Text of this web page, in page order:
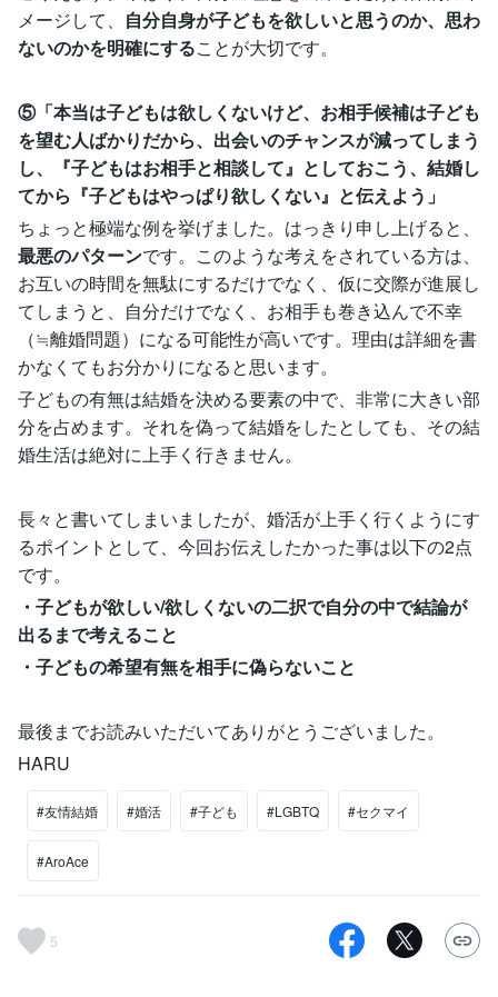
メージして、 自分自身が子どもを欲しいと思うのか、思わ
ないのかを明確にすることが大切です。
⑤「本当は子どもは欲しくないけど、お相手候補は子ども
を望む人ばかりだから、出会いのチャンスが減ってしまう
し、『子どもはお相手と相談して』としておこう、結婚し
てから『子どもはやっぱり欲しくない』と伝えよう」
ちょっと極端な例を挙げました。はっきり申し上げると、
最悪のパターンです。このような考えをされている方は、
お互いの時間を無駄にするだけでなく、仮に交際が進展し
てしまうと、自分だけでなく、お相手も巻き込んで不幸
（≒離婚問題）になる可能性が高いです。理由は詳細を書
かなくてもお分かりになると思います。
子どもの有無は結婚を決める要素の中で、非常に大きい部
分を占めます。それを偽って結婚をしたとしても、その結
婚生活は絶対に上手く行きません。
長々と書いてしまいましたが、婚活が上手く行くようにす
るポイントとして、今回お伝えしたかった事は以下の2点
です。
・子どもが欲しい/欲しくないの二択で自分の中で結論が
出るまで考えること
・子どもの希望有無を相手に偽らないこと
最後までお読みいただいてありがとうございました。
HARU
#友情結婚 #婚活 #子ども #LGBTQ #セクマイ
#AroAce
5